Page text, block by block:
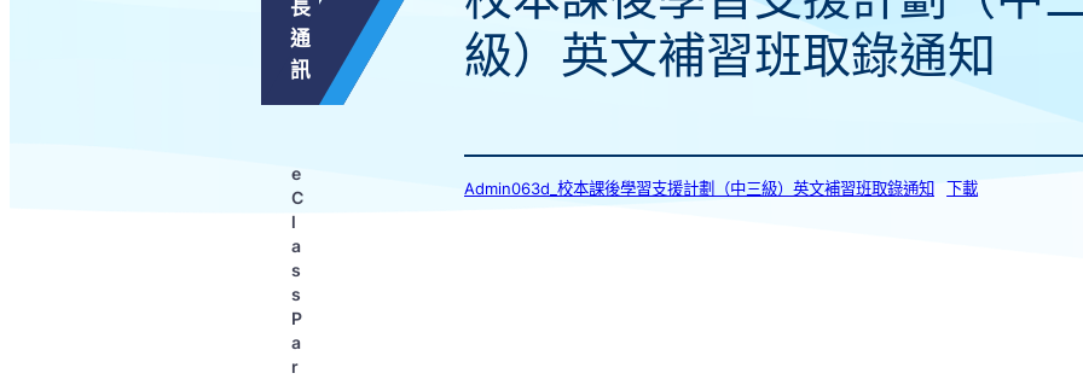
長
通
訊
e
C
l
a
s
s
P
a
r
級）英文補習班取錄通知
Admin063d_校本課後學習支援計劃（中三級）英文補習班取錄通知 下載